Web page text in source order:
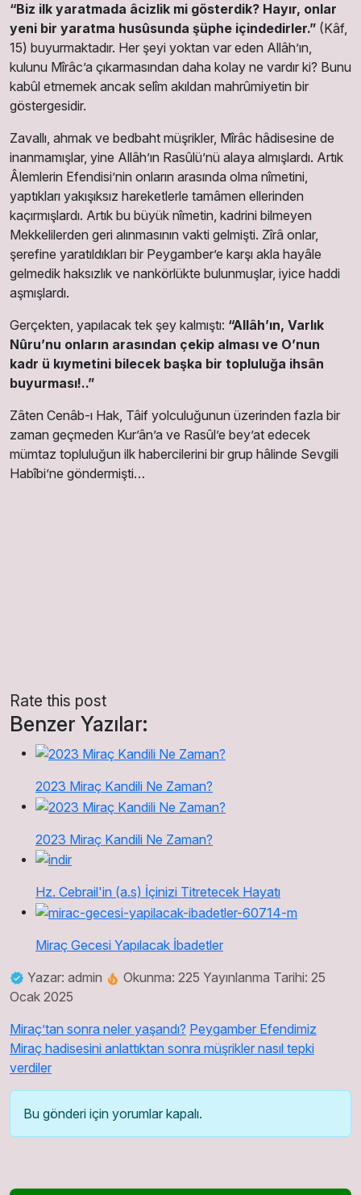
“Biz ilk yaratmada âcizlik mi gösterdik? Hayır, onlar
yeni bir yaratma husûsunda şüphe içindedirler.” (Kâf,
15) buyurmaktadır. Her şeyi yoktan var eden Allâh’ın,
kulunu Mîrâc’a çıkarmasından daha kolay ne vardır ki? Bunu
kabûl etmemek ancak selîm akıldan mahrûmiyetin bir
göstergesidir.
Zavallı, ahmak ve bedbaht müşrikler, Mîrâc hâdisesine de
inanmamışlar, yine Allâh’ın Rasûlü’nü alaya almışlardı. Artık
Âlemlerin Efendisi’nin onların arasında olma nîmetini,
yaptıkları yakışıksız hareketlerle tamâmen ellerinden
kaçırmışlardı. Artık bu büyük nîmetin, kadrini bilmeyen
Mekkelilerden geri alınmasının vakti gelmişti. Zîrâ onlar,
şerefine yaratıldıkları bir Peygamber’e karşı akla hayâle
gelmedik haksızlık ve nankörlükte bulunmuşlar, iyice haddi
aşmışlardı.
Gerçekten, yapılacak tek şey kalmıştı: “Allâh’ın, Varlık
Nûru’nu onların arasından çekip alması ve O’nun
kadr ü kıymetini bilecek başka bir topluluğa ihsân
buyurması!..”
Zâten Cenâb-ı Hak, Tâif yolculuğunun üzerinden fazla bir
zaman geçmeden Kur’ân’a ve Rasûl’e bey’at edecek
mümtaz topluluğun ilk habercilerini bir grup hâlinde Sevgili
Habîbi’ne göndermişti…
Rate this post
Benzer Yazılar:
2023 Miraç Kandili Ne Zaman?
2023 Miraç Kandili Ne Zaman?
Hz. Cebrail'in (a.s) İçinizi Titretecek Hayatı
Miraç Gecesi Yapılacak İbadetler
Yazar: admin
Okunma: 225 Yayınlanma Tarihi: 25
Ocak 2025
Miraç’tan sonra neler yaşandı? Peygamber Efendimiz
Miraç hadisesini anlattıktan sonra müşrikler nasıl tepki
verdiler
Bu gönderi için yorumlar kapalı.